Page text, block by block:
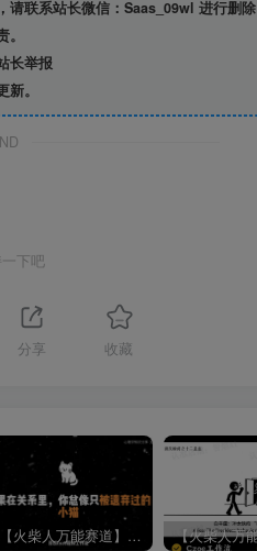
请联系站长微信：Saas_09wl 进行删除
长举报
。
下吧
分享 收藏
【火柴人万能赛道】火柴人心理学插画讲解视频丨扣子工作流智能体搭建coze工作流